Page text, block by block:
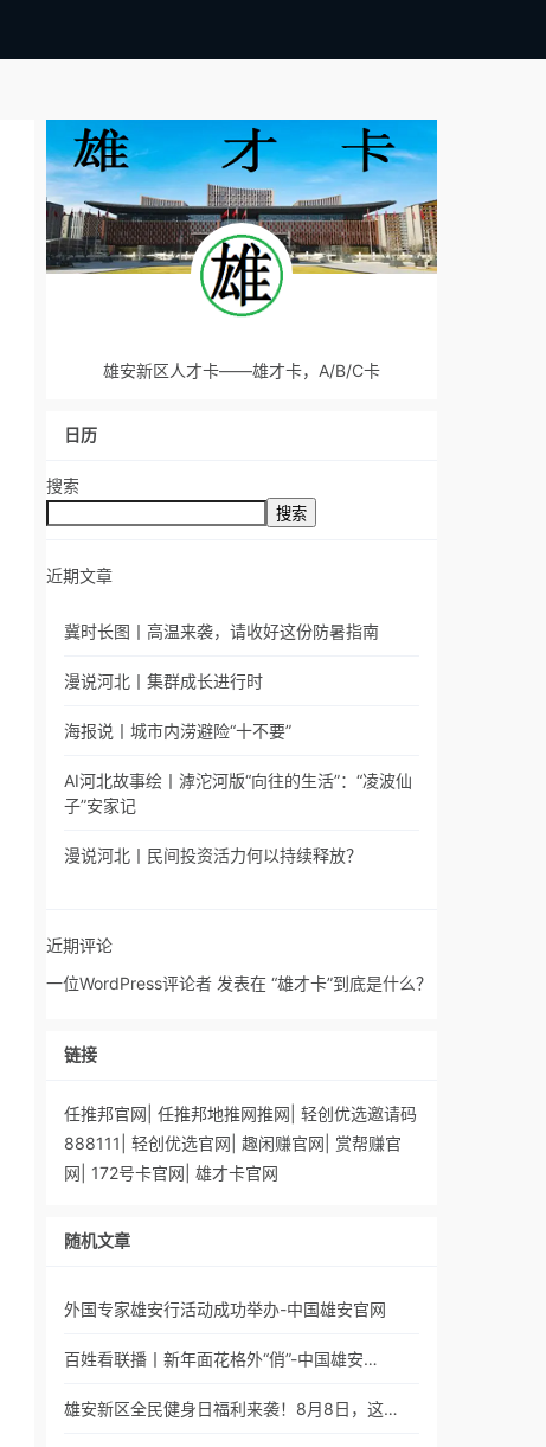
雄安新区人才卡——雄才卡，A/B/C卡
日历
搜索
搜索
近期文章
冀时长图丨高温来袭，请收好这份防暑指南
漫说河北丨集群成长进行时
海报说丨城市内涝避险“十不要”
AI河北故事绘丨滹沱河版“向往的生活”：“凌波仙
子”安家记
漫说河北丨民间投资活力何以持续释放？
近期评论
一位WordPress评论者 发表在 “雄才卡”到底是什么？
链接
任推邦官网 任推邦地推网推网 轻创优选邀请码
888111
轻创优选官网 趣闲赚官网
赏帮赚官
网
172号卡官网 雄才卡官网
随机文章
外国专家雄安行活动成功举办-中国雄安官网
百姓看联播丨新年面花格外“俏”-中国雄安…
雄安新区全民健身日福利来袭！8月8日，这…